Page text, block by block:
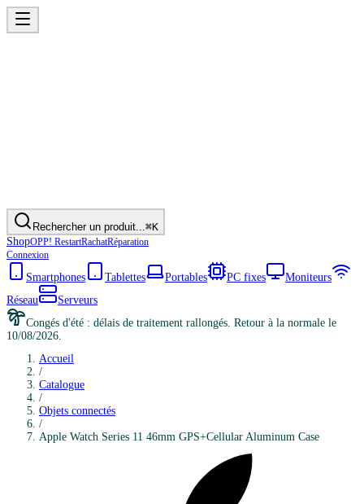
Rechercher un produit...⌘K
ShopOPP! RestartRachatRéparation
Connexion
Smartphones Tablettes Portables PC fixes
Moniteurs
Réseau
Serveurs
Congés d'été : délais de traitement rallongés. Retour à la normale le
10/08/2026.
Accueil
/
Catalogue
/
Objets connectés
/
Apple Watch Series 11 46mm GPS+Cellular Aluminum Case